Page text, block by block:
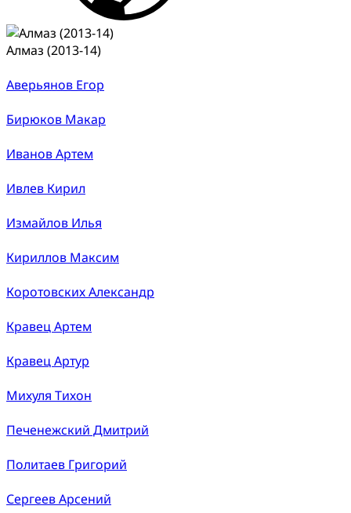
Алмаз (2013-14)
Аверьянов Егор
Бирюков Макар
Иванов Артем
Ивлев Кирил
Измайлов Илья
Кириллов Максим
Коротовских Александр
Кравец Артем
Кравец Артур
Михуля Тихон
Печенежский Дмитрий
Политаев Григорий
Сергеев Арсений